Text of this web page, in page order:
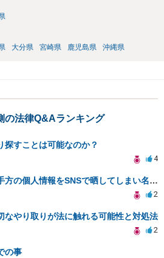
大分県 宮崎県 鹿児島県 沖縄県
の法律Q&Aランキング
探すことは可能なのか？
4
当方の腹いせで相手方の個人情報をSNSで晒してしまい名誉毀損させてしまったかもしれない
2
なやり取りが法に触れる可能性と対処法
2
の事